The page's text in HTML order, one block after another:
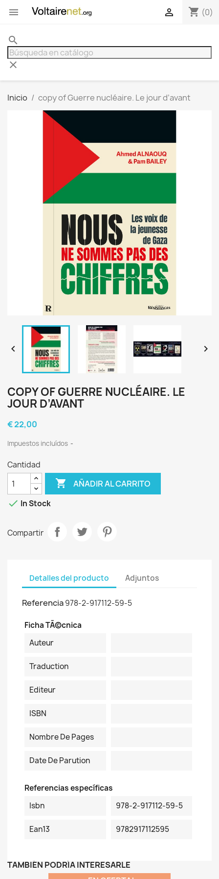
 shopping_cart (0)

search
clear
Inicio copy of Guerre nucléaire. Le jour d’avant
 
COPY OF GUERRE NUCLÉAIRE. LE
JOUR D’AVANT
€ 22,00
Impuestos incluídos
Cantidad
 AÑADIR AL CARRITO
 In Stock
Compartir
Detalles del producto Adjuntos
Referencia978-2-917112-59-5
Ficha TÃ©cnica
Auteur
Traduction
Editeur
ISBN
Nombre De Pages
Date De Parution
Referencias específicas
Isbn
978-2-917112-59-5
Ean13 9782917112595
TAMBIÉN PODRÍA INTERESARLE